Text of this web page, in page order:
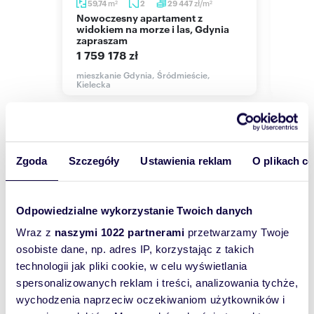
Zgoda Szczegóły Ustawienia reklam O plikach
Odpowiedzialne wykorzystanie Twoich danych
Wraz z naszymi 1022 partnerami przetwarzamy Twoje
osobiste dane, np. adres IP, korzystając z takich
technologii jak pliki cookie, w celu wyświetlania
spersonalizowanych reklam i treści, analizowania tychże,
wychodzenia naprzeciw oczekiwaniom użytkowników i
Inwestycja położona na skraju terenów leśnych i
Śródmieścia Gdyni.
Wpasowana w urbanistyczna tkankę miasta i
morze Trójmiejskiego Parku Krajobrazowego.
Doskonała komunikacja z dogodnym dojazdem
OPIS LOKALU:
* pokoju dziennego z wyjściem na loggię,
* sypialni,
* łazienki,
* korytarza.
Do lokalu można nabyć miejsce postojowe w
cenie 70 200 PLN
59,74 m2 2 29 447zł/m2
Nowoczesny apartament z
widokiem na morze i las, Gdynia
zapraszam
1 759 178 zł
mieszkanie Gdynia, Śródmieście,
Kielecka
Wyślij
wiadomość
To najlepszy
sposób, aby
właściciel
oferty
szybko się z